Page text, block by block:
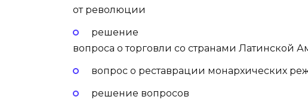
от революции
решение
вопроса о торговли со странами Латинской
вопрос о реставрации монархических
решение вопросов